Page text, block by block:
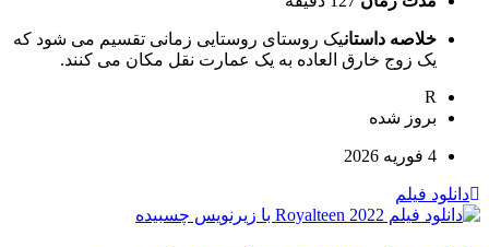
خلاصه داستانیک روستای روستایی زمانی تقسیم می شود که
یک زوج خارق العاده به یک عمارت نقل مکان می کنند.
R
بروز‌ شده
4 فوریه 2026
دانلود فیلم